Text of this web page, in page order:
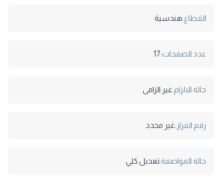
القطاع:هندسية
عدد الصفحات:17
حالة الالزام:غير الزامى
رقم القرار:غير محدد
حالة المواصفة:تعديل كلي